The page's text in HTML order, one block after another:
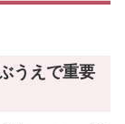
うえで重要